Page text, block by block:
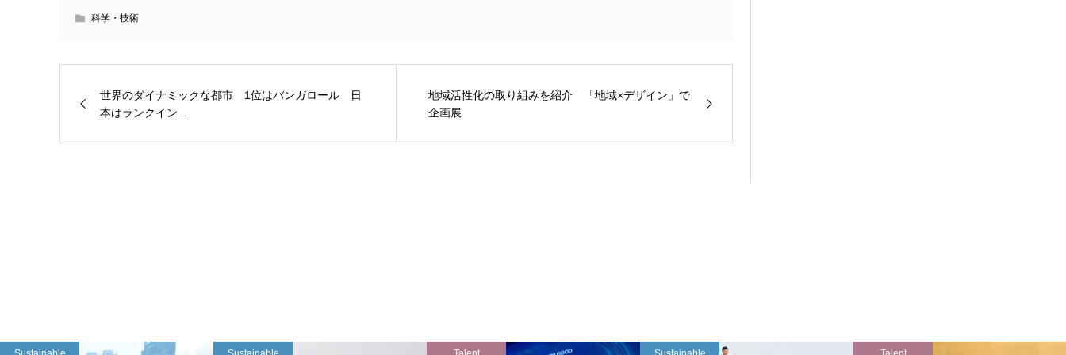
科学・技術
世界のダイナミックな都市 1位はバンガロール 日
本はランクイン...
地域活性化の取り組みを紹介 「地域×デザイン」で
企画展